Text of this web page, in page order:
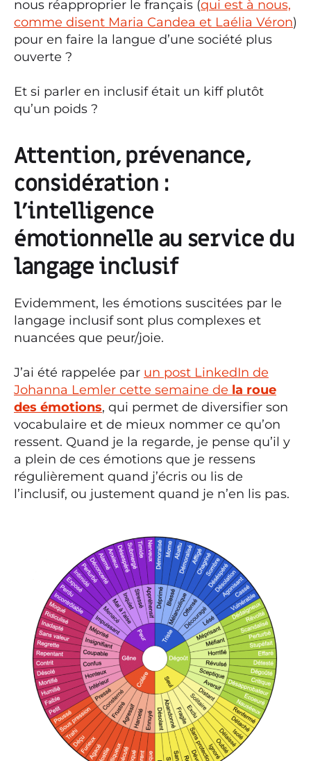
nous réapproprier le français (qui est à nous,
comme disent Maria Candea et Laélia Véron)
pour en faire la langue d’une société plus
ouverte ?
Et si parler en inclusif était un kiff plutôt
qu’un poids ?
Attention, prévenance,
considération :
l’intelligence
émotionnelle au service du
langage inclusif
Evidemment, les émotions suscitées par le
langage inclusif sont plus complexes et
nuancées que peur/joie.
J’ai été rappelée par un post LinkedIn de
Johanna Lemler cette semaine de la roue
des émotions, qui permet de diversifier son
vocabulaire et de mieux nommer ce qu’on
ressent. Quand je la regarde, je pense qu’il y
a plein de ces émotions que je ressens
régulièrement quand j’écris ou lis de
l’inclusif, ou justement quand je n’en lis pas.